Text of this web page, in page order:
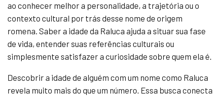
ao conhecer melhor a personalidade, a trajetória ou o
contexto cultural por trás desse nome de origem
romena. Saber a idade da Raluca ajuda a situar sua fase
de vida, entender suas referências culturais ou
simplesmente satisfazer a curiosidade sobre quem ela é.
Descobrir a idade de alguém com um nome como Raluca
revela muito mais do que um número. Essa busca conecta